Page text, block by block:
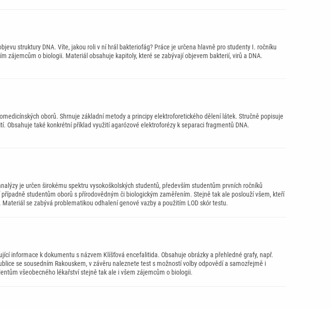
struktury DNA. Víte, jakou roli v ní hrál bakteriofág? Práce je určena hlavně pro studenty I. ročníku
zájemcům o biologii. Materiál obsahuje kapitoly, které se zabývají objevem bakterií, virů a DNA.
oborů. Shrnuje základní metody a principy elektroforetického dělení látek. Stručně popisuje
Obsahuje také konkrétní příklad využití agarózové elektroforézy k separaci fragmentů DNA.
je určen širokému spektru vysokoškolských studentů, především studentům prvních ročníků
studentům oborů s přírodovědným či biologickým zaměřením. Stejně tak ale poslouží všem, kteří
se zabývá problematikou odhalení genové vazby a použitím LOD skór testu.
informace k dokumentu s názvem Klíšťová encefalitida. Obsahuje obrázky a přehledné grafy, např.
se sousedním Rakouskem, v závěru naleznete test s možností volby odpovědí a samozřejmě i
všeobecného lékařství stejně tak ale i všem zájemcům o biologii.